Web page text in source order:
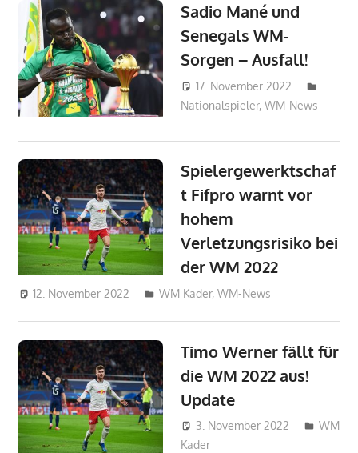
Sadio Mané und
Senegals WM-
Sorgen – Ausfall!
17. November 2022
Nationalspieler,WM-News
Spielergewerktschaf
t Fifpro warnt vor
hohem
Verletzungsrisiko bei
der WM 2022
12. November 2022 DanielR
WM Kader,WM-News
Timo Werner fällt für
die WM 2022 aus!
Update
3. November 2022
WM
Kader